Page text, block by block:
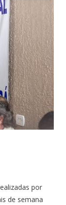
por
de semana